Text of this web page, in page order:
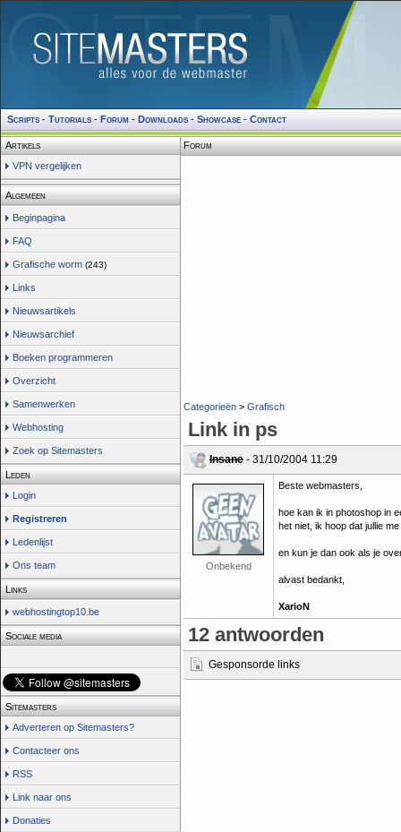
Scripts - Tutorials - Forum - Downloads - Showcase - Contact
Artikels
VPN vergelijken
Algemeen
Beginpagina
FAQ
Grafische worm (243)
Links
Nieuwsartikels
Nieuwsarchief
Boeken programmeren
Overzicht
Samenwerken
Webhosting
Zoek op Sitemasters
Leden
Login
Registreren
Ledenlijst
Ons team
Links
webhostingtop10.be
Sociale media
Sitemasters
Adverteren op Sitemasters?
Contacteer ons
RSS
Link naar ons
Donaties
Forum
Categorieën > Grafisch
Link in ps
Insane - 31/10/2004 11:29
Onbekend
Beste webmasters,
hoe kan ik in photoshop in
het niet, ik hoop dat jullie
en kun je dan ook als je
alvast bedankt,
XarioN
12 antwoorden
Gesponsorde links